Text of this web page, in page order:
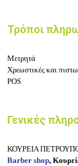
Τρόποι
Μετρητά
Χρεωστικές και
POS
Γενικές
ΚΟΥΡΕΙΑ
Barber shop,